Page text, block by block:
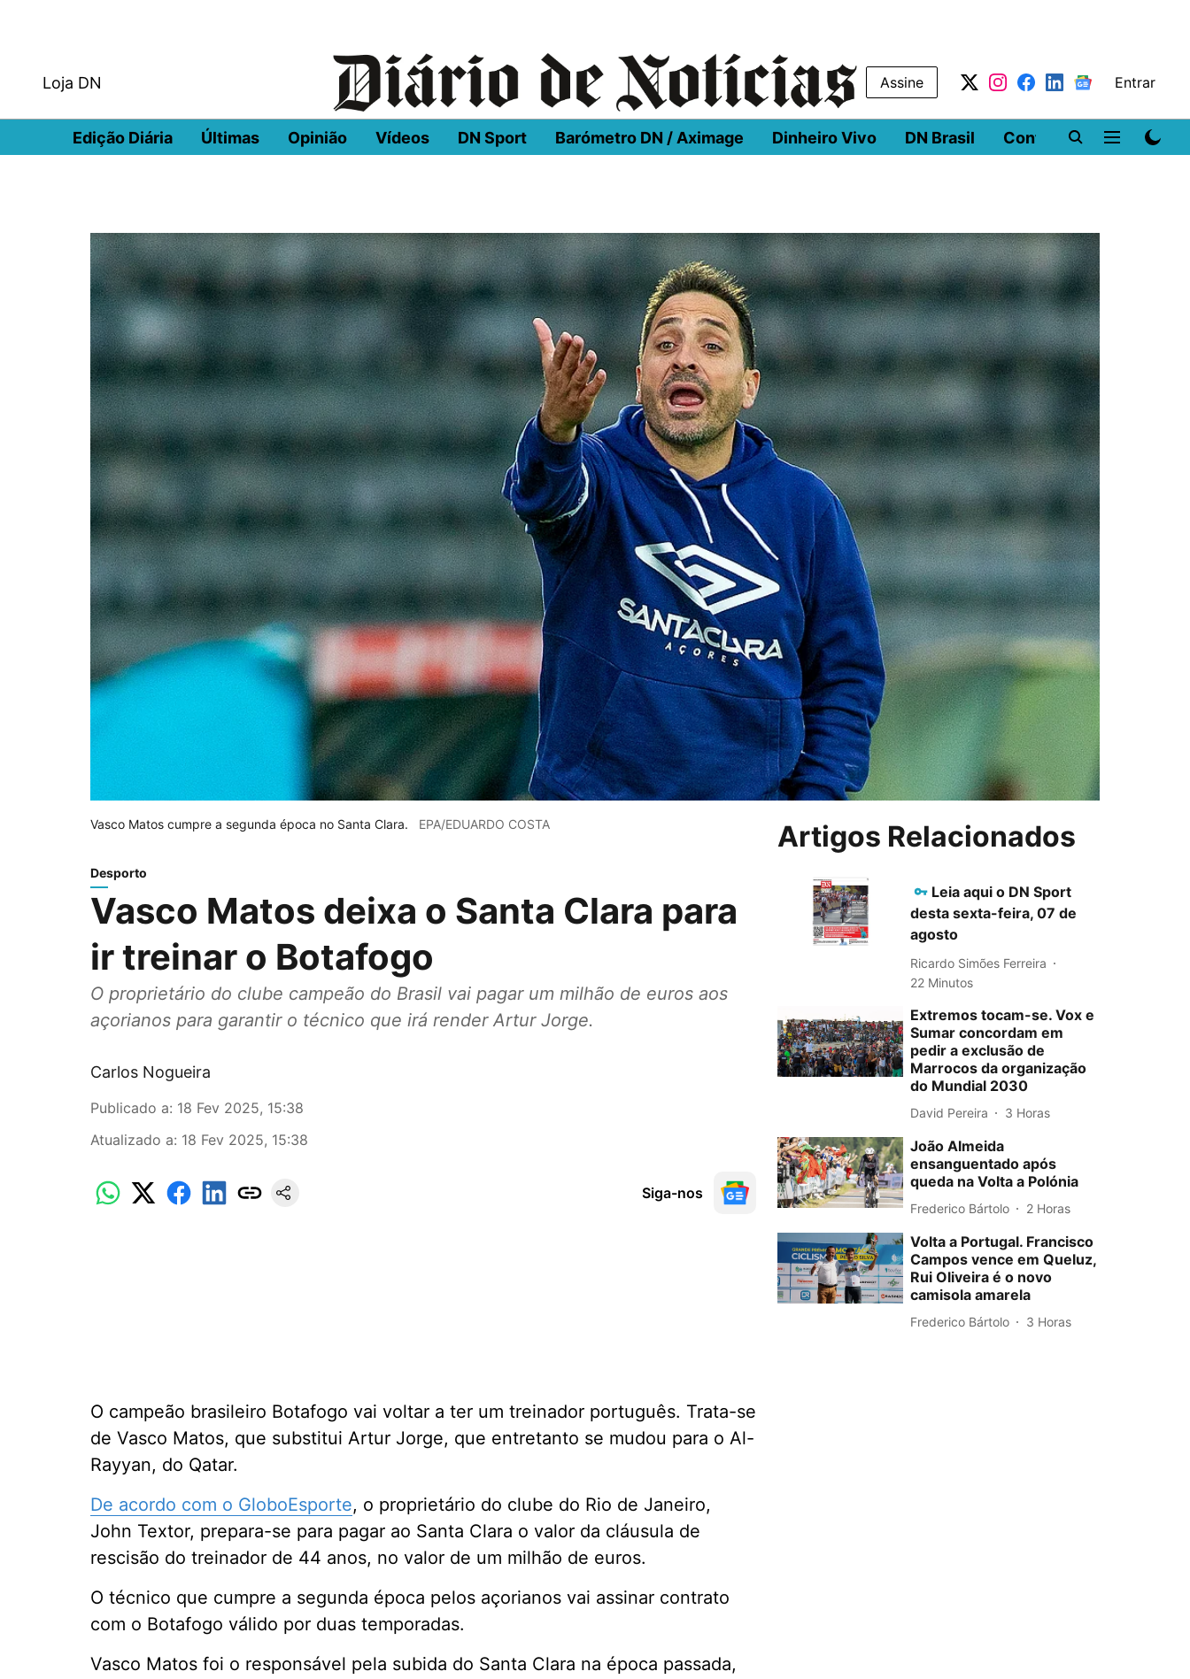
Loja DN Assine Entrar
Edição Diária Últimas Opinião Vídeos DN Sport Barómetro DN / Aximage Dinheiro Vivo DN Brasil Conferências DN
Vasco Matos cumpre a segunda época no Santa Clara. EPA/EDUARDO COSTA
Desporto
Vasco Matos deixa o Santa Clara para
ir treinar o Botafogo
O proprietário do clube campeão do Brasil vai pagar um milhão de euros aos
açorianos para garantir o técnico que irá render Artur Jorge.
Carlos Nogueira
Publicado a: 18 Fev 2025, 15:38
Atualizado a: 18 Fev 2025, 15:38
Siga-nos
O campeão brasileiro Botafogo vai voltar a ter um treinador português. Trata-se
de Vasco Matos, que substitui Artur Jorge, que entretanto se mudou para o Al-
Rayyan, do Qatar.
De acordo com o GloboEsporte, o proprietário do clube do Rio de Janeiro,
John Textor, prepara-se para pagar ao Santa Clara o valor da cláusula de
rescisão do treinador de 44 anos, no valor de um milhão de euros.
O técnico que cumpre a segunda época pelos açorianos vai assinar contrato
com o Botafogo válido por duas temporadas.
Vasco Matos foi o responsável pela subida do Santa Clara na época passada,
Artigos Relacionados
Leia aqui o DN Sport
desta sexta-feira, 07 de
agosto
Ricardo Simões Ferreira
22 Minutos
Extremos tocam-se. Vox e
Sumar concordam em
pedir a exclusão de
Marrocos da organização
do Mundial 2030
David Pereira 3 Horas
João Almeida
ensanguentado após
queda na Volta a Polónia
Frederico Bártolo 2 Horas
Volta a Portugal. Francisco
Campos vence em Queluz,
Rui Oliveira é o novo
camisola amarela
Frederico Bártolo 3 Horas